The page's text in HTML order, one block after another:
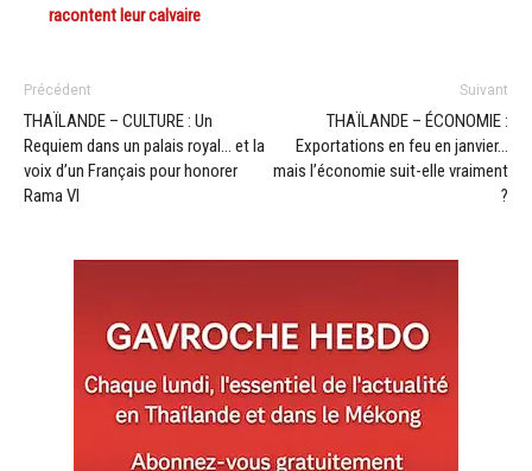
racontent leur calvaire
Précédent
THAÏLANDE – CULTURE : Un
Requiem dans un palais royal… et la
voix d’un Français pour honorer
Rama VI
Suivant
THAÏLANDE – ÉCONOMIE :
Exportations en feu en janvier…
mais l’économie suit-elle vraiment
?